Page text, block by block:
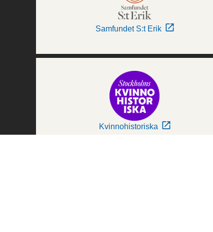
Samfundet S:t Erik
Kvinnohistoriska